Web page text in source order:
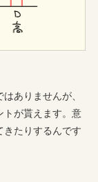
ありませんが、
トが貰えます。意
たりするんです